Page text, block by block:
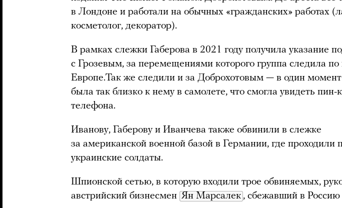
в Лондоне и работали на обычных «гражданских» работах
косметолог, декоратор).
В рамках слежки Габерова в 2021 году получила указание
с Грозевым, за перемещениями которого группа следила по
Европе.Так же следили и за Доброхотовым — в один
была так близко к нему в самолете, что смогла увидеть пин-
телефона.
Иванову, Габерову и Иванчева также обвинили в слежке
за американской военной базой в Германии, где проходили
украинские солдаты.
Шпионской сетью, в которую входили трое обвиняемых,
австрийский бизнесмен Ян Марсалек , сбежавший в Россию